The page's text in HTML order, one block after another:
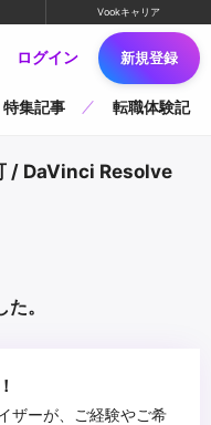
Vookキャリア
ログイン 新規登録
特集記事 転職体験記
/ DaVinci Resolve
。
ザーが、ご経験やご希